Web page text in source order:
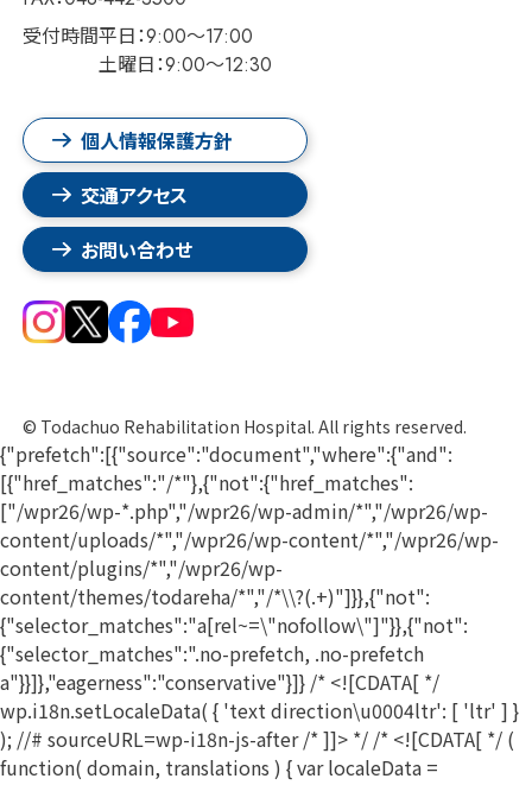
受付時間平日：9:00～17:00
土曜日：9:00～12:30
個人情報保護方針
交通アクセス
お問い合わせ
© Todachuo Rehabilitation Hospital. All rights reserved.